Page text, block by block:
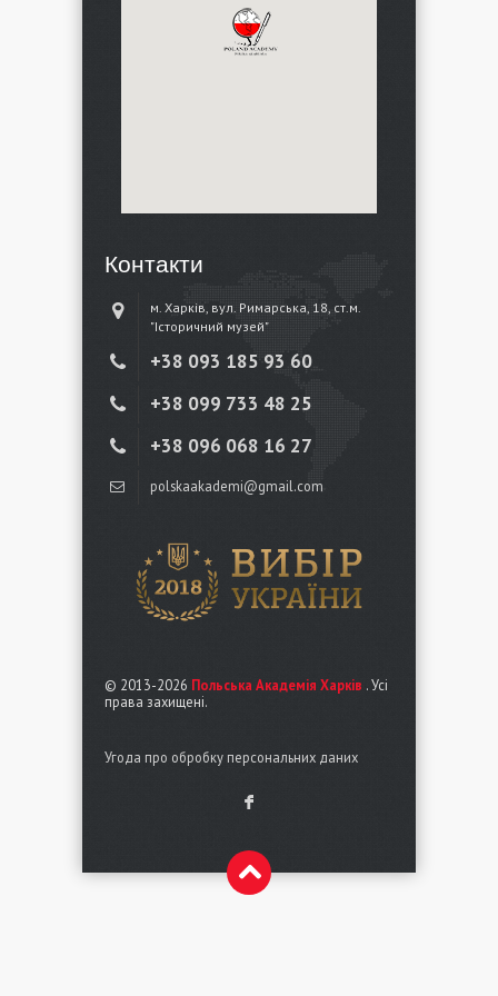
Контакти
м. Харків, вул. Римарська, 18, ст.м.
"Історичний музей"
+38 ‎093 185 93 60
+38 ‎099 733 48 25
+38 096 068 16 27
polskaakademi@gmail.com
© 2013-2026 Польська Академія Харків . Усі
права захищені.
Угода про обробку персональних даних
F